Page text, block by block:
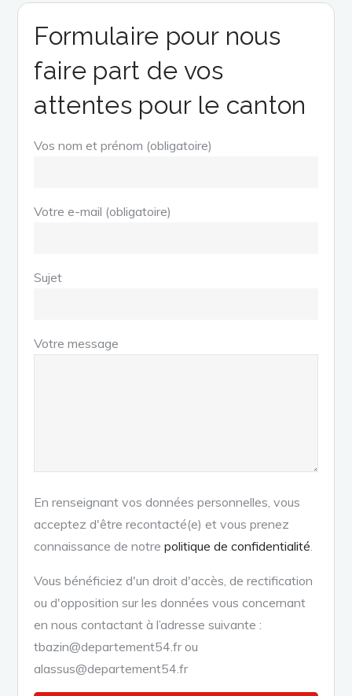
l’article
Formulaire pour nous
faire part de vos
attentes pour le canton
Vos nom et prénom (obligatoire)
Votre e-mail (obligatoire)
Sujet
Votre message
En renseignant vos données personnelles, vous
acceptez d'être recontacté(e) et vous prenez
connaissance de notrepolitique de confidentialité
Vous bénéficiez d'un droit d'accès, de rectification
ou d'opposition sur les données vous concernant
en nous contactant à l’adresse suivante :
tbazin@departement54.fr ou
alassus@departement54.fr